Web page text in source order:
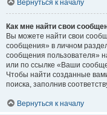
Вернуться к началу
Как мне найти свои
Вы можете найти свои
сообщения» в личном
сообщения пользователя»
или по ссылке «Ваши
Чтобы найти созданные
поиска, заполнив
Вернуться к началу